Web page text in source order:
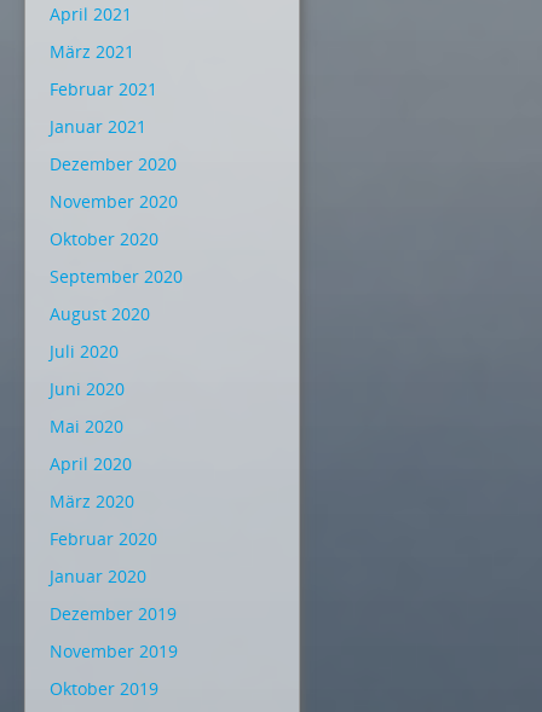
April 2021
März 2021
Februar 2021
Januar 2021
Dezember 2020
November 2020
Oktober 2020
September 2020
August 2020
Juli 2020
Juni 2020
Mai 2020
April 2020
März 2020
Februar 2020
Januar 2020
Dezember 2019
November 2019
Oktober 2019